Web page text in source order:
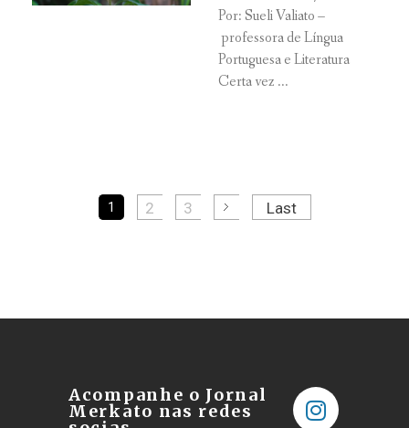
Por: Sueli Valiato –
professora de Língua
Portuguesa e Literatura
Certa vez ...
1 2 3 Last
Acompanhe o Jornal
Merkato nas redes